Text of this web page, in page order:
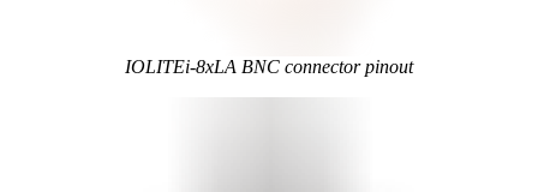
IOLITEi-8xLA BNC connector pinout